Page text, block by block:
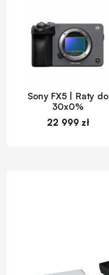
Sony FX5 | Raty do
30x0%
22 999 zł